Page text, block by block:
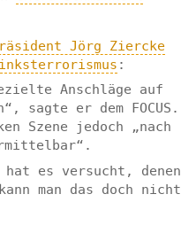
Jörg Ziercke
:
Anschläge auf
sagte er dem FOCUS.
Szene jedoch „nach
es versucht, denen
man das doch nicht